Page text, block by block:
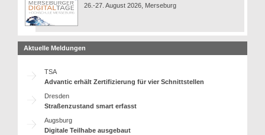
26.-27. August 2026, Merseburg
Aktuelle Meldungen
TSA
Advantic erhält Zertifizierung für vier Schnittstellen
Dresden
Straßenzustand smart erfasst
Augsburg
Digitale Teilhabe ausgebaut